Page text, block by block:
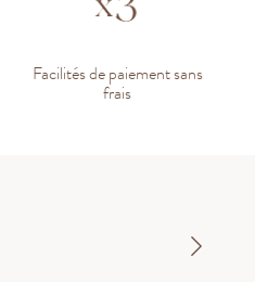
Facilités de paiement sans
frais